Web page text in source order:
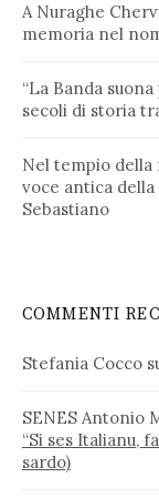
A Nuraghe
memoria nel
“La Banda
secoli di storia
Nel tempio della
voce antica della
Sebastiano
COMMENTI
Stefania Cocco
SENES Antonio
“Si ses Italianu,
sardo)